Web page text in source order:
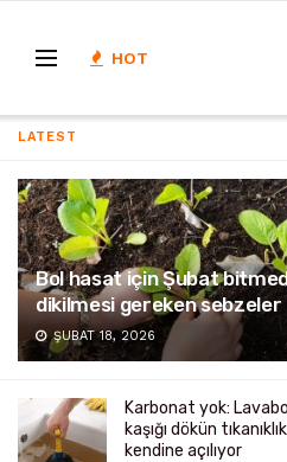
LATEST
Bol hasat için Şubat
dikilmesi gereken sebzeler
ŞUBAT 18, 2026
Karbonat yok:
kaşığı dökün
kendine açılıyor
HOT